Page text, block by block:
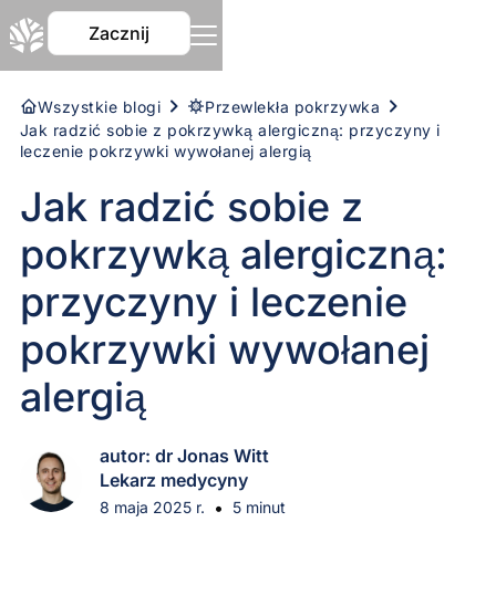
Zacznij
Wszystkie blogi
Przewlekła pokrzywka
Jak radzić sobie z pokrzywką alergiczną: przyczyny i
leczenie pokrzywki wywołanej alergią
Jak radzić sobie z
pokrzywką alergiczną:
przyczyny i leczenie
pokrzywki wywołanej
alergią
autor: dr Jonas Witt
Lekarz medycyny
8 maja 2025 r. • 5 minut